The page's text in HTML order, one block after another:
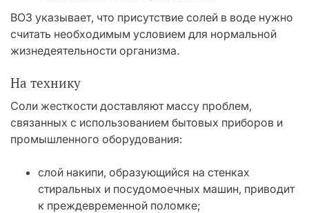
ВОЗ указывает, что присутствие солей в воде нужно
считать необходимым условием для нормальной
жизнедеятельности организма.
На технику
Соли жесткости доставляют массу проблем,
связанных с использованием бытовых приборов и
промышленного оборудования:
слой накипи, образующийся на стенках
стиральных и посудомоечных машин, приводит
к преждевременной поломке;